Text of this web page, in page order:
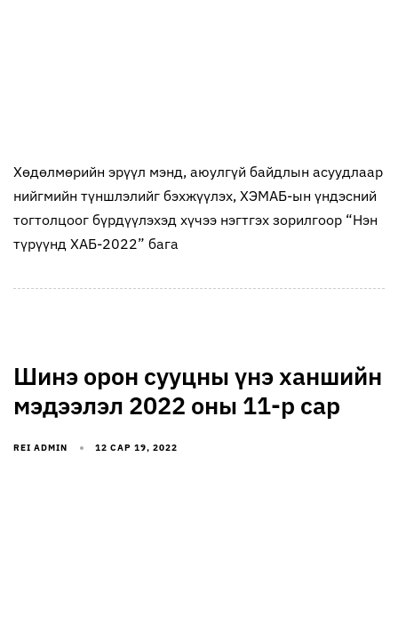
Хөдөлмөрийн эрүүл мэнд, аюулгүй байдлын асуудлаар
нийгмийн түншлэлийг бэхжүүлэх, ХЭМАБ-ын үндэсний
тогтолцоог бүрдүүлэхэд хүчээ нэгтгэх зорилгоор “Нэн
түрүүнд ХАБ-2022” бага
Шинэ орон сууцны үнэ ханшийн
мэдээлэл 2022 оны 11-р сар
REI ADMIN 12 САР 19, 2022